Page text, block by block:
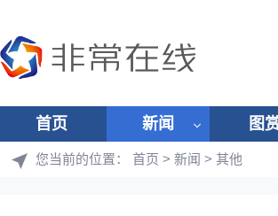
首页 新闻 图
您当前的位置： 首页 > 新闻 > 其他